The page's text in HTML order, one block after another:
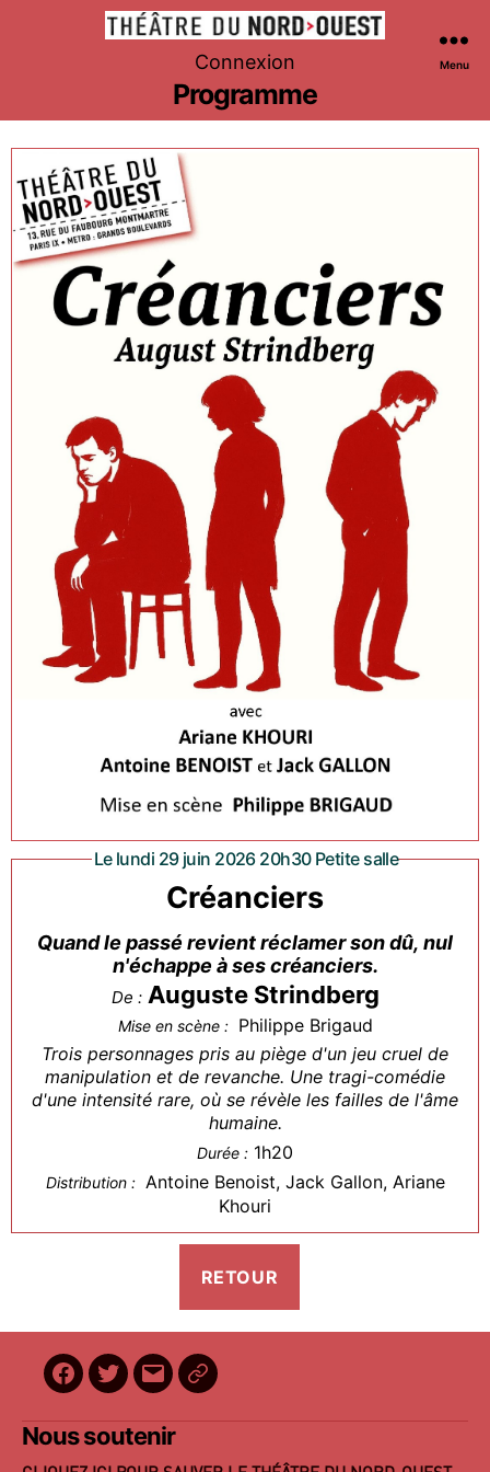
Théâtre
du
Nord-
Ouest
Connexion Menu
Programme
Le lundi 29 juin 2026 20h30 Petite salle
Créanciers
Quand le passé revient réclamer son dû, nul
n'échappe à ses créanciers.
De : Auguste Strindberg
Mise en scène : Philippe Brigaud
Trois personnages pris au piège d'un jeu cruel de
manipulation et de revanche. Une tragi-comédie
d'une intensité rare, où se révèle les failles de l'âme
humaine.
Durée : 1h20
Distribution : Antoine Benoist, Jack Gallon, Ariane
Khouri
Facebook
Twitter
E-
mail
BilletReduc
Nous soutenir